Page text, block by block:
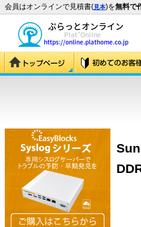
会員はオンラインで見積書(見本)を無料で